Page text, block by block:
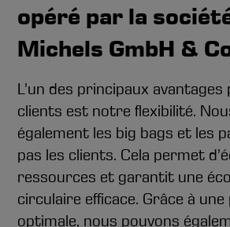
opéré par la
Michels GmbH &
L’un des principaux avantages
clients est notre flexibilité.
également les big bags et les
pas les clients. Cela permet
ressources et garantit une
circulaire efficace. Grâce à
optimale, nous pouvons